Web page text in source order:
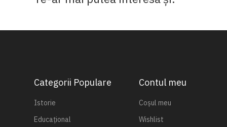
Categorii Populare
Istorie
Educațional
Contul meu
Coșul meu
Wishlist